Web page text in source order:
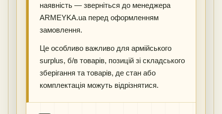
наявність — зверніться до менеджера
ARMEYKA.ua перед оформленням
замовлення.
Це особливо важливо для армійського
surplus, б/в товарів, позицій зі складського
зберігання та товарів, де стан або
комплектація можуть відрізнятися.